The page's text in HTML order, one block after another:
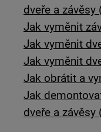
dveře a závěsy
Jak vyměnit
Jak vyměnit
Jak vyměnit
Jak obrátit a
Jak
dveře a závěsy